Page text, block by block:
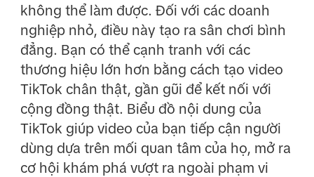
không thể làm được. Đối với các doanh
nghiệp nhỏ, điều này tạo ra sân chơi bình
đẳng. Bạn có thể cạnh tranh với các
thương hiệu lớn hơn bằng cách tạo video
TikTok chân thật, gần gũi để kết nối với
cộng đồng thật. Biểu đồ nội dung của
TikTok giúp video của bạn tiếp cận người
dùng dựa trên mối quan tâm của họ, mở ra
cơ hội khám phá vượt ra ngoài phạm vi